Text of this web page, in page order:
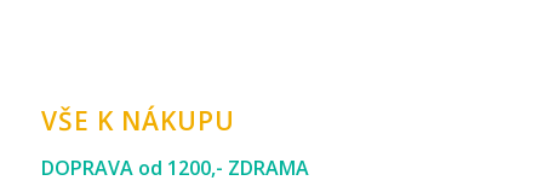
VŠE K NÁKUPU
DOPRAVA od 1200,- ZDRAMA